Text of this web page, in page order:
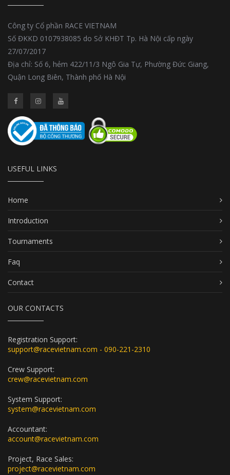
Công ty Cổ phần RACE VIETNAM
Số ĐKKD 0107938085 do Sở KHĐT Tp. Hà Nội cấp ngày
27/07/2017
Địa chỉ: Số 6, hẻm 422/11/3 Ngô Gia Tự, Phường Đức Giang,
Quận Long Biên, Thành phố Hà Nội
USEFUL LINKS
Home
Introduction
Tournaments
Faq
Contact
OUR CONTACTS
Registration Support:
support@racevietnam.com - 090-221-2310
Crew Support:
crew@racevietnam.com
System Support:
system@racevietnam.com
Accountant:
account@racevietnam.com
Project, Race Sales:
project@racevietnam.com